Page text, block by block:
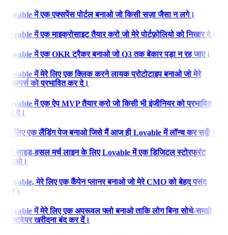
Lovable में एक एक्सपेंस पोर्टल बनाओ जो किसी सज़ा जैसा न लगे।
Lovable में एक माइक्रोसाइट तैयार करो जो मेरे पोर्टफ़ोलियो को निखार दे।
Lovable में एक OKR ट्रैकर बनाओ जो Q3 तक बेकार पड़ा न रह जाए।
Lovable में मेरे लिए एक क्लिक करने लायक प्रोटोटाइप बनाओ जो मेरे
डेवलपर्स को प्रभावित कर दे।
Lovable में एक ऐप MVP तैयार करो जो किसी भी इंजीनियर को प्रभावित
कर दे।
मेरे लिए एक लैंडिंग पेज बनाओ जिसे मैं आज ही Lovable में लॉन्च कर सकूँ।
मेरी साइड-हसल मर्च लाइन के लिए Lovable में एक डिजिटल स्टोरफ्रंट
बनाओ।
Lovable, मेरे लिए एक कैंपेन प्लानर बनाओ जो मेरे CMO को बेहद पसंद
आए।
Lovable में मेरे लिए एक अप्रूवल फ्लो बनाओ ताकि लोग बिना सोचे-समझे
सॉफ्टवेयर खरीदना बंद कर दें।